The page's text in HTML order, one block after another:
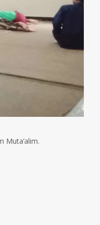
Muta’alim.